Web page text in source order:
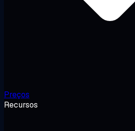
Preços
Recursos